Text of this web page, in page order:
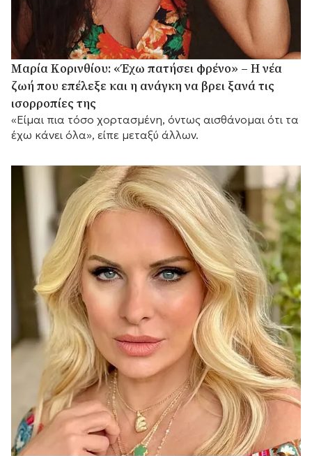
Μαρία Κορινθίου: «Έχω πατήσει φρένο» – Η νέα
ζωή που επέλεξε και η ανάγκη να βρει ξανά τις
ισορροπίες της
«Είμαι πια τόσο χορτασμένη, όντως αισθάνομαι ότι τα
έχω κάνει όλα», είπε μεταξύ άλλων.